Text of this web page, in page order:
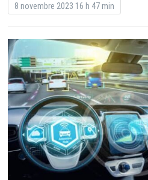
8 novembre 2023 16 h 47 min